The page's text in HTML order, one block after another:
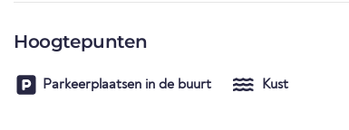
Hoogtepunten
Parkeerplaatsen in de buurt Kust